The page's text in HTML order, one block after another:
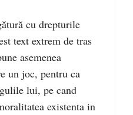
cu drepturile
text extrem de tras
asemenea
un joc, pentru ca
lui, pe cand
existenta in